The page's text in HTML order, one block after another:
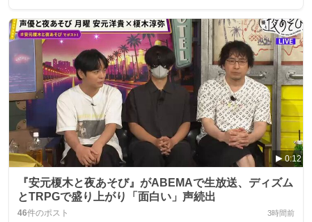
0:12
『安元榎木と夜あそび』がABEMAで生放送、ディズム
とTRPGで盛り上がり「面白い」声続出
46件のポスト 3時間前